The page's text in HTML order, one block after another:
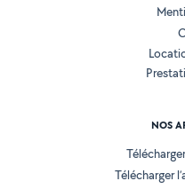
NOS
Télécharger